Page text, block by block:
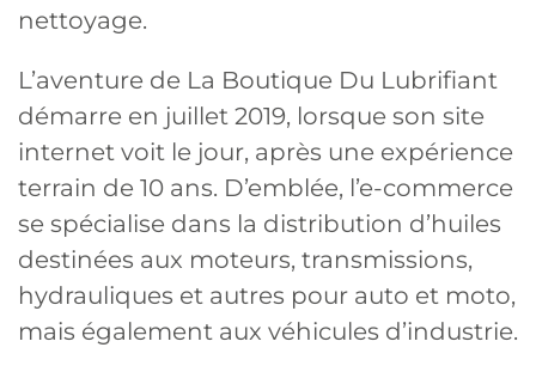
nettoyage.
L’aventure de La Boutique Du Lubrifiant
démarre en juillet 2019, lorsque son site
internet voit le jour, après une expérience
terrain de 10 ans. D’emblée, l’e-commerce
se spécialise dans la distribution d’huiles
destinées aux moteurs, transmissions,
hydrauliques et autres pour auto et moto,
mais également aux véhicules d’industrie.